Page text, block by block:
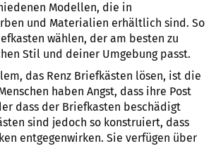
Modellen, die in
und Materialien erhältlich sind. So
wählen, der am besten zu
Stil und deiner Umgebung passt.
das Renz Briefkästen lösen, ist die
haben Angst, dass ihre Post
dass der Briefkasten beschädigt
sind jedoch so konstruiert, dass
entgegenwirken. Sie verfügen über